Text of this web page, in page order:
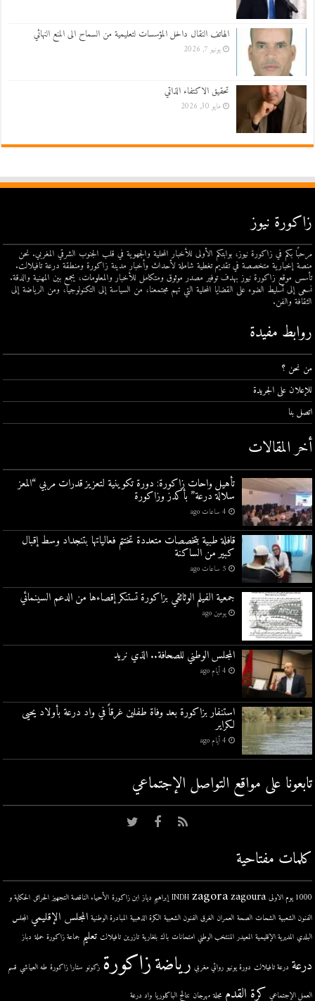
الهاتف النقال داخل المؤسسات لتعليمية من السماح الى المنع النهائي
يونيو 7, 2026
تحقيق الاكتفاء الذاتي
مايو 30, 2026
زاكورة نيوز
مرحبًا بكم في زاكورة نيوز، بوابتكم الأولى للأخبار المحلية والجهوية في قلب الجنوب الشرقي المغربي. نحن
منصة إخبارية متخصصة في تقديم تغطية شاملة لأحداث وأخبار مدينة زاكورة ومنطقة درعة تافيلالت.
تأسس موقع زاكورة نيوز بهدف توفير مصدر موثوق ومتكامل للأخبار والمعلومات، يجمع بين المهنية والدقة.
نسعى إلى تسليط الضوء على القضايا المحلية التي تهم مجتمعنا، من السياسة إلى التكنولوجيا، ومن الرياضة إلى
الثقافة والفن.
روابط مفيدة
من نحن ؟
للإعلان على الجريدة
اتصل بنا
أخر المقالات
تأهيل واحات زاكورة: دورة تكوينية لتعزيز قدرات مربي “المعز
سلالة درعة” بأكدز وزاكورة
4 ساعات ago
قافلة طبية بتخصصات متعددة تختتم فعالياتها بتنجداد وسط إقبال
كبير من الساكنة
5 ساعات ago
جمعية الفيلم الوثائقي بزاكورة تستنكر إقصاءها من الدعم السينمائي
يومين ago
المجلس الوطني للصحافة.. الذي نريد
4 أيام ago
استنفار بزاكورة بعد وفاة طفلين غرقاً في واد درعة بأولاد يحيى
لكراير
4 أيام ago
تابعونا على مواقع التواصل اﻹجتماعي
كلمات مفتاحية
1000 يوم الاولى INDH zagora zagoura إبراهيم دياز ابن زاكورة الأحياء الناقصة التجهيز الحرائق الحكاية و
الفنون الشعبية الشحات الصحة العمران الغرق الفنون الشعبية الكرة الذهبية المبادرة الوطنية المجلس الإقليمي المجلس
البلدي المديرية الإقليمية المعيدر المنتخب الوطني امتحانات باك بلغارية تازرين تافيلالت تعليم جماعة زاكورة حملة دباز
درعة درعة تافيلالت دورة يونيو روائي مغربي رياضةزاكورة زكونو ستارا زاكورة طه العياشي قسم
العمل الإجتماعي كرة القدم مجلة مهرجان نتائج الباكلوريا واد درعة